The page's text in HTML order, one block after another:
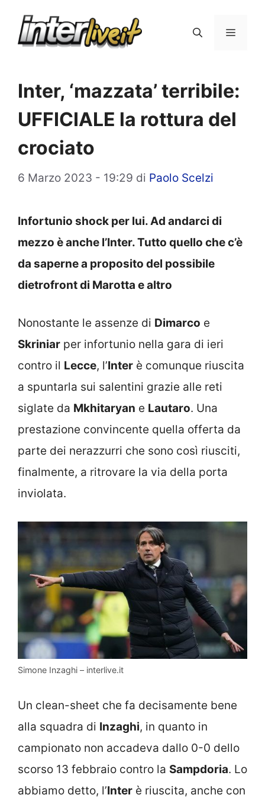
Menu
Inter, ‘mazzata’ terribile:
UFFICIALE la rottura del
crociato
6 Marzo 2023 - 19:29 di Paolo Scelzi
Infortunio shock per lui. Ad andarci di
mezzo è anche l’Inter. Tutto quello che c’è
da saperne a proposito del possibile
dietrofront di Marotta e altro
Nonostante le assenze di Dimarco e
Skriniar per infortunio nella gara di ieri
contro il Lecce, l’Inter è comunque riuscita
a spuntarla sui salentini grazie alle reti
siglate da Mkhitaryan e Lautaro. Una
prestazione convincente quella offerta da
parte dei nerazzurri che sono così riusciti,
finalmente, a ritrovare la via della porta
inviolata.
Simone Inzaghi – interlive.it
Un clean-sheet che fa decisamente bene
alla squadra di Inzaghi, in quanto in
campionato non accadeva dallo 0-0 dello
scorso 13 febbraio contro la Sampdoria. Lo
abbiamo detto, l’Inter è riuscita, anche con